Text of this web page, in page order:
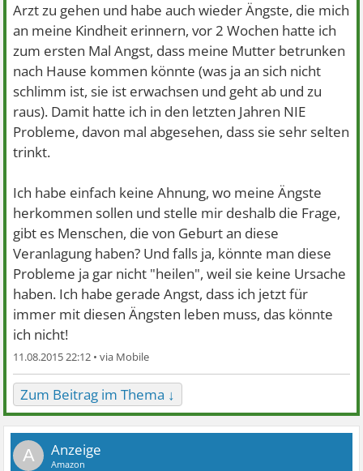
Arzt zu gehen und habe auch wieder Ängste, die mich
an meine Kindheit erinnern, vor 2 Wochen hatte ich
zum ersten Mal Angst, dass meine Mutter betrunken
nach Hause kommen könnte (was ja an sich nicht
schlimm ist, sie ist erwachsen und geht ab und zu
raus). Damit hatte ich in den letzten Jahren NIE
Probleme, davon mal abgesehen, dass sie sehr selten
trinkt.
Ich habe einfach keine Ahnung, wo meine Ängste
herkommen sollen und stelle mir deshalb die Frage,
gibt es Menschen, die von Geburt an diese
Veranlagung haben? Und falls ja, könnte man diese
Probleme ja gar nicht "heilen", weil sie keine Ursache
haben. Ich habe gerade Angst, dass ich jetzt für
immer mit diesen Ängsten leben muss, das könnte
ich nicht!
11.08.2015 22:12 •
Zum Beitrag im Thema ↓
A